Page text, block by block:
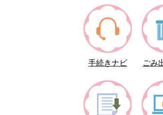
2026年08月01
2026年07月31日
ー
ビ
ス
手続きナビ ごみ